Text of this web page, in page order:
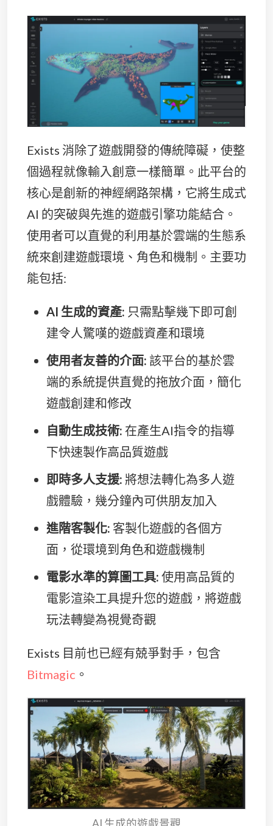
Exists 消除了遊戲開發的傳統障礙，使整
個過程就像輸入創意一樣簡單。此平台的
核心是創新的神經網路架構，它將生成式
AI 的突破與先進的遊戲引擎功能結合。
使用者可以直覺的利用基於雲端的生態系
統來創建遊戲環境、角色和機制。主要功
能包括:
AI 生成的資產: 只需點擊幾下即可創
建令人驚嘆的遊戲資產和環境
使用者友善的介面: 該平台的基於雲
端的系統提供直覺的拖放介面，簡化
遊戲創建和修改
自動生成技術: 在產生AI指令的指導
下快速製作高品質遊戲
即時多人支援: 將想法轉化為多人遊
戲體驗，幾分鐘內可供朋友加入
進階客製化: 客製化遊戲的各個方
面，從環境到角色和遊戲機制
電影水準的算圖工具: 使用高品質的
電影渲染工具提升您的遊戲，將遊戲
玩法轉變為視覺奇觀
Exists 目前也已經有兢爭對手，包含
Bitmagic 。
AI 生成的遊戲景觀